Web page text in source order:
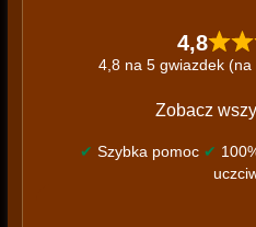
4,8
4,8 na 5 gwiazdek
Zobacz
✔ Szybka pomoc ✔